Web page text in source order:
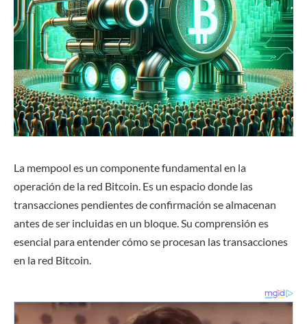
La mempool es un componente fundamental en la
operación de la red Bitcoin. Es un espacio donde las
transacciones pendientes de confirmación se almacenan
antes de ser incluidas en un bloque. Su comprensión es
esencial para entender cómo se procesan las transacciones
en la red Bitcoin.